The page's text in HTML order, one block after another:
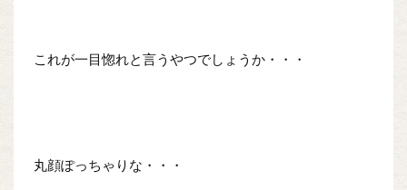
これが一目惚れと言うやつでしょうか・・・
丸顔ぽっちゃりな・・・